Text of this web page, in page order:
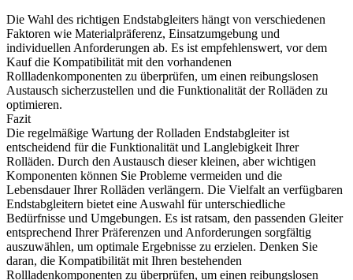
Die Wahl des richtigen Endstabgleiters hängt von verschiedenen
Faktoren wie Materialpräferenz, Einsatzumgebung und
individuellen Anforderungen ab. Es ist empfehlenswert, vor dem
Kauf die Kompatibilität mit den vorhandenen
Rollladenkomponenten zu überprüfen, um einen reibungslosen
Austausch sicherzustellen und die Funktionalität der Rolläden zu
optimieren.
Fazit
Die regelmäßige Wartung der Rolladen Endstabgleiter ist
entscheidend für die Funktionalität und Langlebigkeit Ihrer
Rolläden. Durch den Austausch dieser kleinen, aber wichtigen
Komponenten können Sie Probleme vermeiden und die
Lebensdauer Ihrer Rolläden verlängern. Die Vielfalt an verfügbaren
Endstabgleitern bietet eine Auswahl für unterschiedliche
Bedürfnisse und Umgebungen. Es ist ratsam, den passenden Gleiter
entsprechend Ihrer Präferenzen und Anforderungen sorgfältig
auszuwählen, um optimale Ergebnisse zu erzielen. Denken Sie
daran, die Kompatibilität mit Ihren bestehenden
Rollladenkomponenten zu überprüfen, um einen reibungslosen